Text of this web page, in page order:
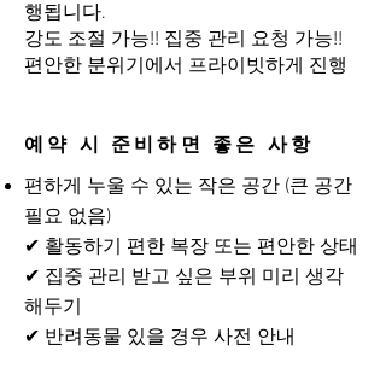
행됩니다.
강도 조절 가능!! 집중 관리 요청 가능!!
편안한 분위기에서 프라이빗하게 진행
예약 시 준비하면 좋은 사항
편하게 누울 수 있는 작은 공간 (큰 공간
필요 없음)
✔ 활동하기 편한 복장 또는 편안한 상태
✔ 집중 관리 받고 싶은 부위 미리 생각
해두기
✔ 반려동물 있을 경우 사전 안내